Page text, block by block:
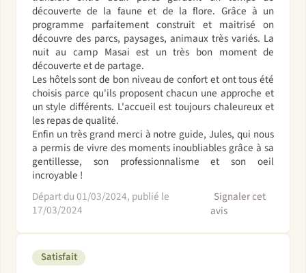
découverte de la faune et de la flore. Grâce à un
programme parfaitement construit et maitrisé on
découvre des parcs, paysages, animaux très variés. La
nuit au camp Masai est un très bon moment de
découverte et de partage.
Les hôtels sont de bon niveau de confort et ont tous été
choisis parce qu'ils proposent chacun une approche et
un style différents. L'accueil est toujours chaleureux et
les repas de qualité.
Enfin un très grand merci à notre guide, Jules, qui nous
a permis de vivre des moments inoubliables grâce à sa
gentillesse, son professionnalisme et son oeil
incroyable !
Départ du 01/03/2024, publié le
17/03/2024
Signaler cet
avis
Satisfait